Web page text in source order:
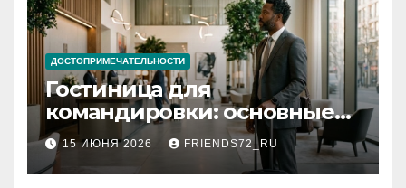
ДОСТОПРИМЕЧАТЕЛЬНОСТИ
Гостиница для
командировки: основные
критерии выбора
15 ИЮНЯ 2026 FRIENDS72_RU